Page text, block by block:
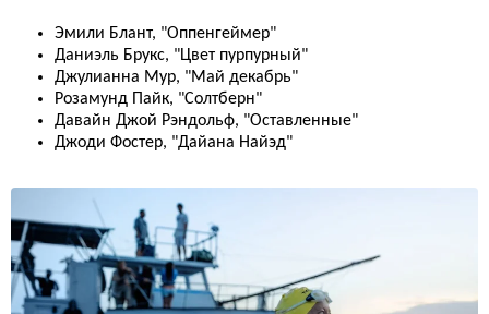
Эмили Блант, "Оппенгеймер"
Даниэль Брукс, "Цвет пурпурный"
Джулианна Мур, "Май декабрь"
Розамунд Пайк, "Солтберн"
Давайн Джой Рэндольф, "Оставленные"
Джоди Фостер, "Дайана Найэд"